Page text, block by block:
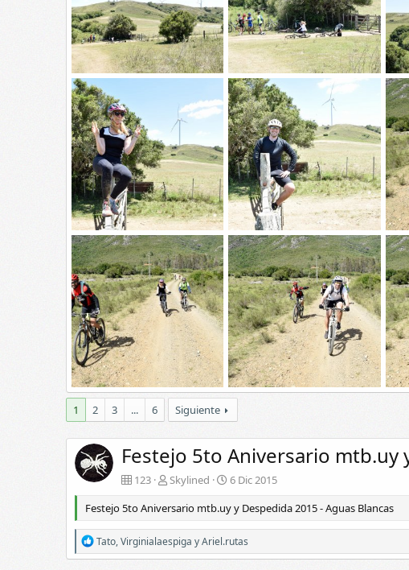
_DSC0339
Skylined
0
0
_DSC0338
Skylined
7 Dic 2015
0
0
0
_DSC0330
Skylined
7 Dic 2015
0
0
_DSC0329
Skylined
7 Dic 2015
0
0
0
_DSC0317
Skylined
7 Dic 2015
0
0
_DSC0315
1 2 3 ... 6 Siguiente
Festejo 5to Aniversario mtb.uy
123 Skylined
6 Dic 2015
Festejo 5to Aniversario mtb.uy y Despedida 2015 - Aguas Blancas
R
e
Tato,Virginialaespiga yAriel.rutas